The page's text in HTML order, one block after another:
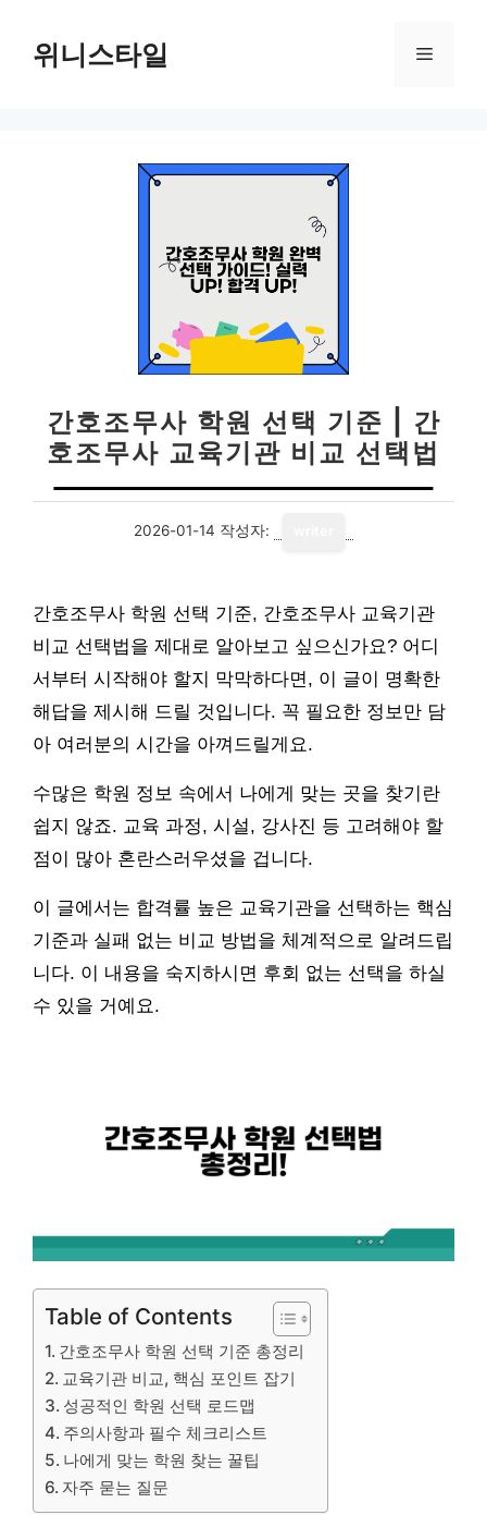
위니스타일 메
간호조무사 학원 선택 기준 | 간
호조무사 교육기관 비교 선택법
2026-01-14 작성자:
간호조무사 학원 선택 기준, 간호조무사 교육기관
비교 선택법을 제대로 알아보고 싶으신가요? 어디
서부터 시작해야 할지 막막하다면, 이 글이 명확한
해답을 제시해 드릴 것입니다. 꼭 필요한 정보만 담
아 여러분의 시간을 아껴드릴게요.
수많은 학원 정보 속에서 나에게 맞는 곳을 찾기란
쉽지 않죠. 교육 과정, 시설, 강사진 등 고려해야 할
점이 많아 혼란스러우셨을 겁니다.
이 글에서는 합격률 높은 교육기관을 선택하는 핵심
기준과 실패 없는 비교 방법을 체계적으로 알려드립
니다. 이 내용을 숙지하시면 후회 없는 선택을 하실
수 있을 거예요.
Table of Contents
간호조무사 학원 선택 기준 총정리
교육기관 비교, 핵심 포인트 잡기
성공적인 학원 선택 로드맵
주의사항과 필수 체크리스트
나에게 맞는 학원 찾는 꿀팁
자주 묻는 질문